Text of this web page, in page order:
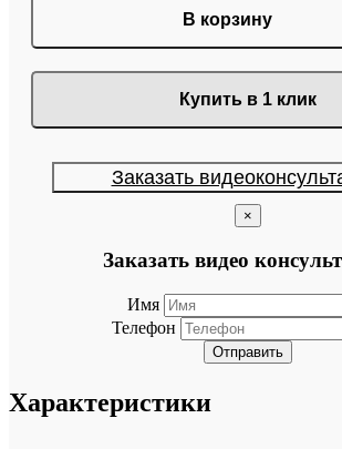
В корзину
Купить в 1 клик
Заказать
×
Заказать видео
Имя
Телефон
Отправить
Характеристики